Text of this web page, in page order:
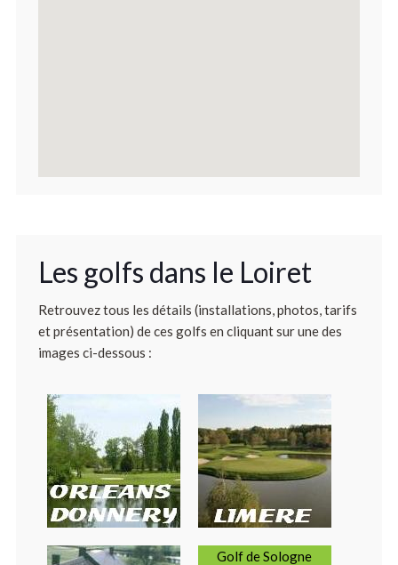
Les golfs dans le Loiret
Retrouvez tous les détails (installations, photos, tarifs
et présentation) de ces golfs en cliquant sur une des
images ci-dessous :
Golf de Sologne